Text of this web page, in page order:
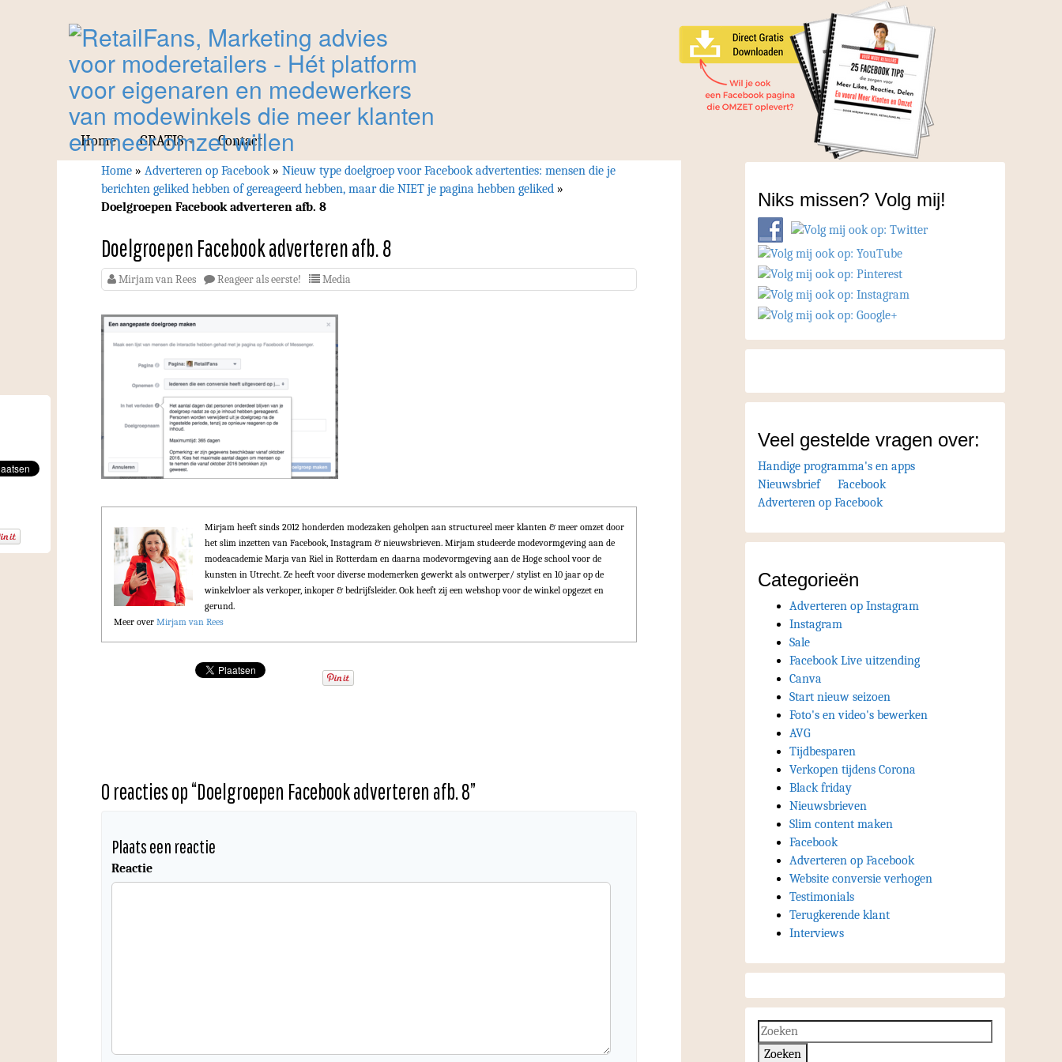
Home GRATIS Contact
Home » Adverteren op Facebook» Nieuw type doelgroep voor Facebook advertenties: mensen die je
berichten geliked hebben of gereageerd hebben, maar die NIET je pagina hebben geliked »
Doelgroepen Facebook adverteren afb. 8
Doelgroepen Facebook adverteren afb. 8
Mirjam van Rees Reageer als eerste! Media
Mirjam heeft sinds 2012 honderden modezaken geholpen aan structureel meer klanten & meer omzet door
het slim inzetten van Facebook, Instagram & nieuwsbrieven. Mirjam studeerde modevormgeving aan de
modeacademie Marja van Riel in Rotterdam en daarna modevormgeving aan de Hoge school voor de
kunsten in Utrecht. Ze heeft voor diverse modemerken gewerkt als ontwerper/ stylist en 10 jaar op de
winkelvloer als verkoper, inkoper & bedrijfsleider. Ook heeft zij een webshop voor de winkel opgezet en
gerund.
Meer over Mirjam van Rees
0 reacties op “Doelgroepen Facebook adverteren afb. 8”
Plaats een reactie
Reactie
Niks missen? Volg mij!
Veel gestelde vragen over:
Handige programma's en apps
Nieuwsbrief
Facebook
Adverteren op Facebook
Categorieën
Adverteren op Instagram
Instagram
Sale
Facebook Live uitzending
Canva
Start nieuw seizoen
Foto's en video's bewerken
AVG
Tijdbesparen
Verkopen tijdens Corona
Black friday
Nieuwsbrieven
Slim content maken
Facebook
Adverteren op Facebook
Website conversie verhogen
Testimonials
Terugkerende klant
Interviews